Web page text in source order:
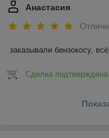
Анастасия
заказывали бензокосу,
Сделка подтверждена